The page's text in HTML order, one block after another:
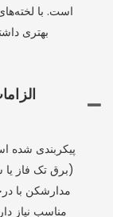
است. با
بهتری
(برق تک فاز یا
مدارشکن با
مناسب نیاز